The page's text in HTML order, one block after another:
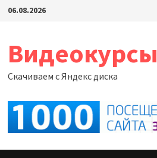
Перейти
06.08.2026
Видеокурсы
Скачиваем с Яндекс диска